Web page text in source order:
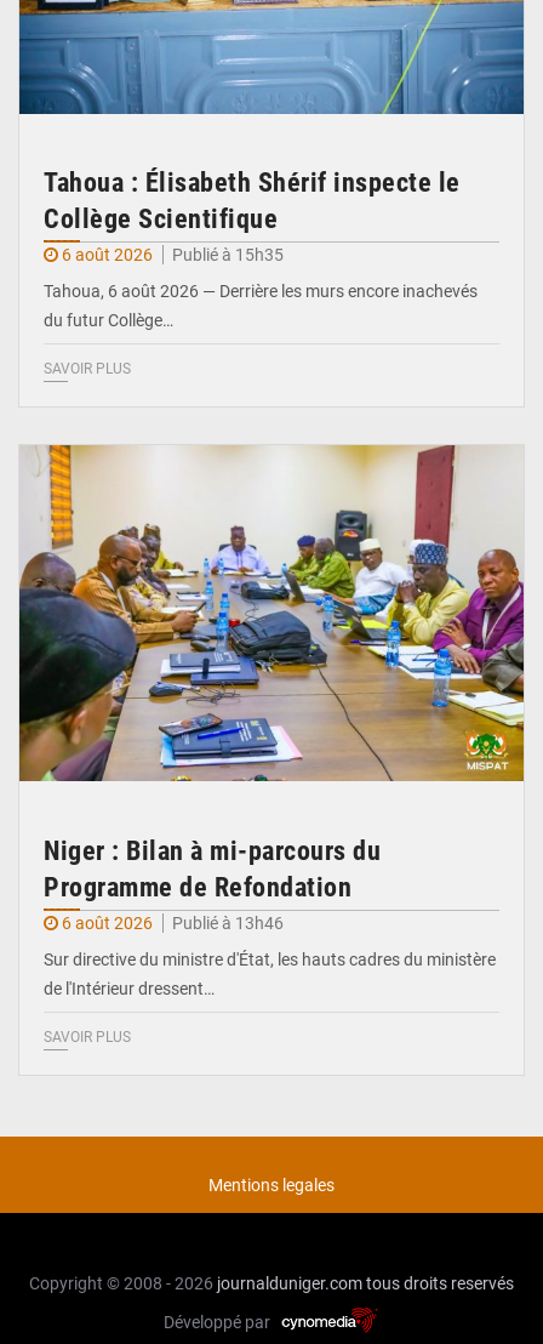
Tahoua : Élisabeth Shérif inspecte le
Collège Scientifique
6 août 2026
Publié à 15h35
Tahoua, 6 août 2026 — Derrière les murs encore inachevés
du futur Collège…
SAVOIR PLUS
Niger : Bilan à mi-parcours du
Programme de Refondation
6 août 2026
Publié à 13h46
Sur directive du ministre d'État, les hauts cadres du ministère
de l'Intérieur dressent…
SAVOIR PLUS
Mentions legales
Copyright © 2008 - 2026 journalduniger.comtous droits reservés
Développé par